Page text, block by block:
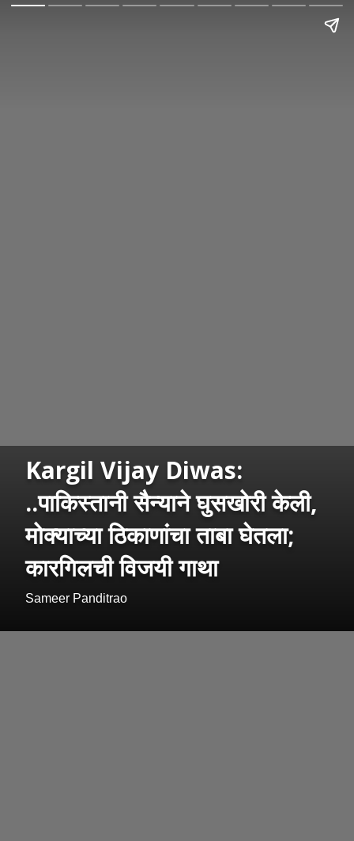
Kargil Vijay Diwas:
..पाकिस्तानी सैन्याने घुसखोरी केली,
मोक्याच्या ठिकाणांचा ताबा घेतला;
कारगिलची विजयी गाथा
Sameer Panditrao